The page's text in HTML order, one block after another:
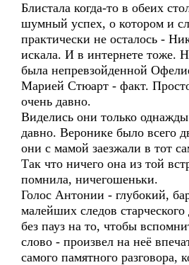
Блистала когда-то в обеих
шумный успех, о котором и
практически не осталось -
искала. И в интернете тоже.
была непревзойденной
Марией Стюарт - факт.
очень давно.
Виделись они только
давно. Веронике было всего
они с мамой заезжали в тот
Так что ничего она из той
помнила, ничегошеньки.
Голос Антонии - глубокий,
малейших следов старческого
без пауз на то, чтобы
слово - произвел на неё
самого памятного разговора,